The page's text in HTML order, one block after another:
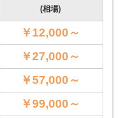
(相場)
￥12,000～
￥27,000～
￥57,000～
￥99,000～